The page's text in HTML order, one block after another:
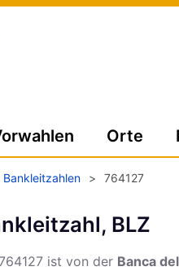
Orte
Bankleitzahlen > 764127
BLZ
ist von der Banca